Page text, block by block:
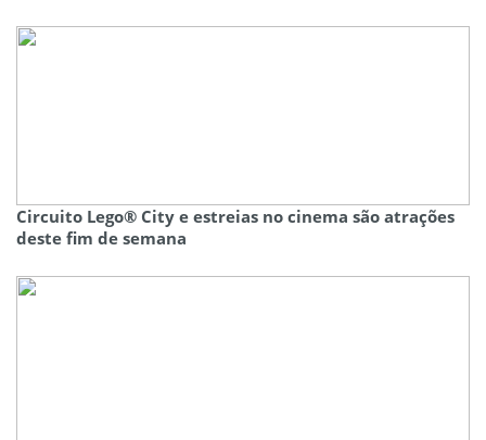
Circuito Lego® City e estreias no cinema são atrações
deste fim de semana